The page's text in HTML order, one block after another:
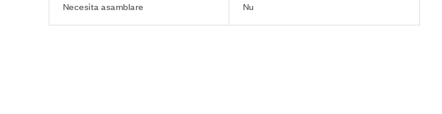
Necesita asamblare Nu